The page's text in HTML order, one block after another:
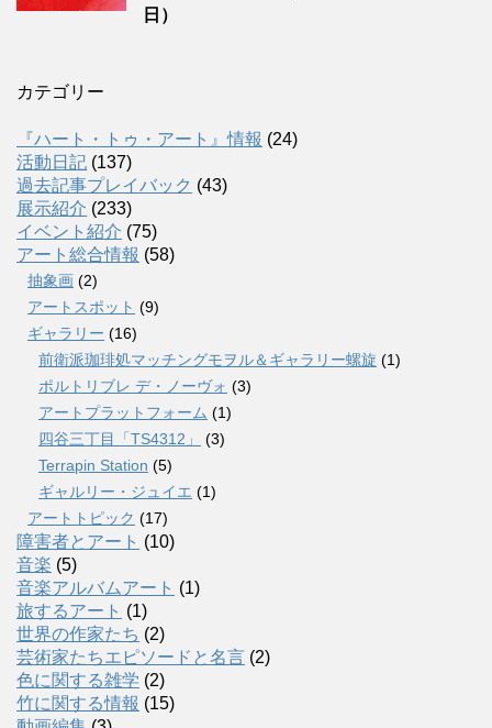
日）
カテゴリー
『ハート・トゥ・アート』情報 (24)
活動日記 (137)
過去記事プレイバック (43)
展示紹介 (233)
イベント紹介 (75)
アート総合情報 (58)
抽象画 (2)
アートスポット (9)
ギャラリー (16)
前衛派珈琲処マッチングモヲル＆ギャラリー螺旋 (1)
ポルトリブレ デ・ノーヴォ (3)
アートプラットフォーム (1)
四谷三丁目「TS4312」
(3)
Terrapin Station (5)
ギャルリー・ジュイエ (1)
アートトピック (17)
障害者とアート (10)
音楽 (5)
音楽アルバムアート (1)
旅するアート (1)
世界の作家たち (2)
芸術家たちエピソードと名言 (2)
色に関する雑学 (2)
竹に関する情報 (15)